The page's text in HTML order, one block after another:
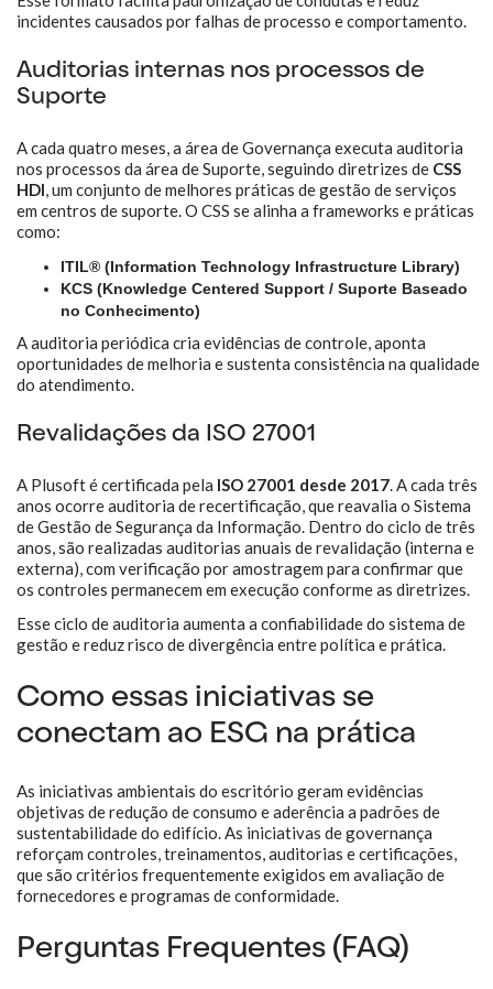
incidentes causados por falhas de processo e comportamento.
Auditorias internas nos processos de
Suporte
A cada quatro meses, a área de Governança executa auditoria
nos processos da área de Suporte, seguindo diretrizes de CSS
HDI, um conjunto de melhores práticas de gestão de serviços
em centros de suporte. O CSS se alinha a frameworks e práticas
como:
ITIL® (Information Technology Infrastructure Library)
KCS (Knowledge Centered Support / Suporte Baseado
no Conhecimento)
A auditoria periódica cria evidências de controle, aponta
oportunidades de melhoria e sustenta consistência na qualidade
do atendimento.
Revalidações da ISO 27001
A Plusoft é certificada pela ISO 27001 desde 2017. A cada três
anos ocorre auditoria de recertificação, que reavalia o Sistema
de Gestão de Segurança da Informação. Dentro do ciclo de três
anos, são realizadas auditorias anuais de revalidação (interna e
externa), com verificação por amostragem para confirmar que
os controles permanecem em execução conforme as diretrizes.
Esse ciclo de auditoria aumenta a confiabilidade do sistema de
gestão e reduz risco de divergência entre política e prática.
Como essas iniciativas se
conectam ao ESG na prática
As iniciativas ambientais do escritório geram evidências
objetivas de redução de consumo e aderência a padrões de
sustentabilidade do edifício. As iniciativas de governança
reforçam controles, treinamentos, auditorias e certificações,
que são critérios frequentemente exigidos em avaliação de
fornecedores e programas de conformidade.
Perguntas Frequentes (FAQ)